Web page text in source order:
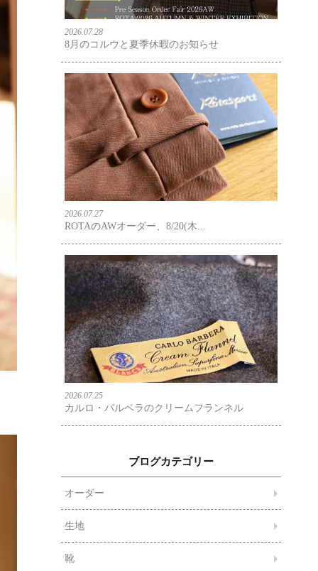
2026.07.28
8月のコルウと夏季休暇のお知らせ
2026.07.27
ROTAのAWオーダー、8/20(木...
2026.07.25
カルロ・バルベラのクリームフランネル
ブログカテゴリー
オーダー
生地
靴